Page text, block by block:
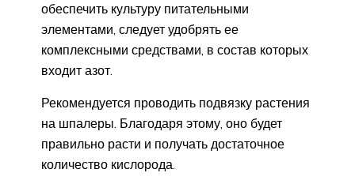
обеспечить культуру питательными
элементами, следует удобрять ее
комплексными средствами, в состав которых
входит азот.
Рекомендуется проводить подвязку растения
на шпалеры. Благодаря этому, оно будет
правильно расти и получать достаточное
количество кислорода.